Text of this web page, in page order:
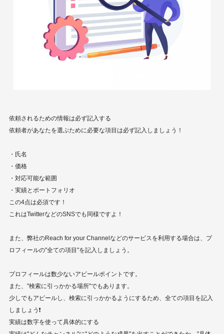
依頼されるための情報は必ず記入する
依頼者があなたを選ぶために必要な項目は必ず記入しましょう！
・氏名
・価格
・対応可能な範囲
・実績とポートフォリオ
この4点は必須です！
これはTwitterなどのSNSでも同様ですよ！
また、弊社のReach for your Channelなどのサービスを利用する場合は、プ
ロフィールの"全ての項目"を記入しましょう。
プロフィールは数少ないアピールポイントです。
また、"検索に引っかかる場所"でもあります。
少しでもアピールし、検索に引っかかるようにするため、全ての項目を記入
しましょう❗️
実績は数字を使って具体的にする